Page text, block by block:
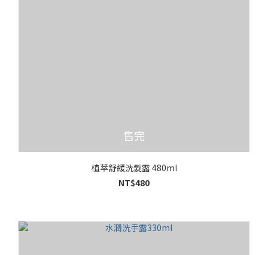
售完
植萃舒緩洗髮露 480ml
NT$480